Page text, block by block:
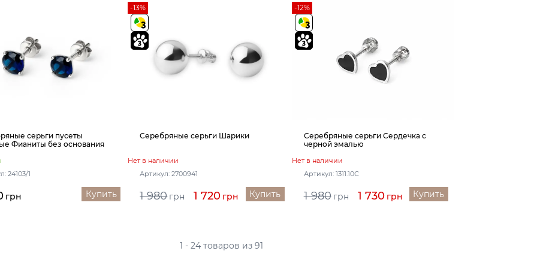
серьги пусеты
Фианиты без основания
24103/1
грн Купить
-13%
Серебряные серьги Шарики
Нет в наличии
Артикул: 2700941
1 980 грн 1 720 грн Купить
-12%
Серебряные серьги Сердечка с
черной эмалью
Нет в наличии
Артикул: 1311.10С
1 980 грн 1 730 грн Купить
1 - 24 товаров из 91